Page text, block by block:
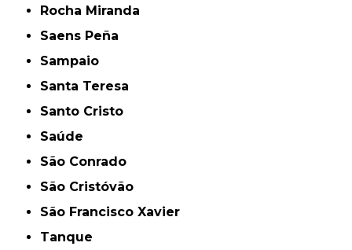
Rocha Miranda
Saens Peña
Sampaio
Santa Teresa
Santo Cristo
Saúde
São Conrado
São Cristóvão
São Francisco Xavier
Tanque